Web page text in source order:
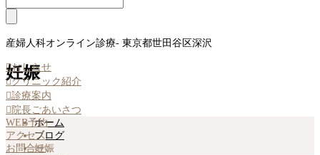
産婦人科オンライン診療- 東京都世田谷区深沢
おしらせ
クリニック紹介
診療案内
 院長ごあいさつ
WEB予約
アクセス
お問合せ
妊娠
ホーム
ブログ
妊娠